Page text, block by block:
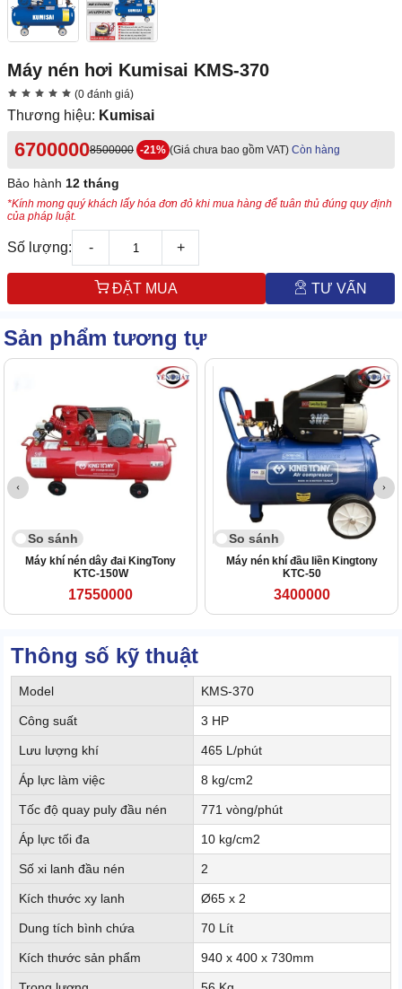
Máy nén hơi Kumisai KMS-370
(0 đánh giá)
Thương hiệu: Kumisai
67000008500000 -21% (Giá chưa bao gồm VAT) Còn hàng
Bảo hành 12 tháng
*Kính mong quý khách lấy hóa đơn đỏ khi mua hàng để tuân thủ đúng quy định
của pháp luật.
Số lượng: - +
ĐẶT MUA TƯ VẤN
Sản phẩm tương tự
So sánh
Máy khí nén dây đai KingTony
KTC-150W
17550000
So sánh
Máy nén khí đầu liền Kingtony
KTC-50
3400000
Thông số kỹ thuật
Model KMS-370
Công suất 3 HP
Lưu lượng khí 465 L/phút
Áp lực làm việc 8 kg/cm2
Tốc độ quay puly đầu nén 771 vòng/phút
Áp lực tối đa 10 kg/cm2
Số xi lanh đầu nén 2
Kích thước xy lanh Ø65 x 2
Dung tích bình chứa 70 Lít
Kích thước sản phẩm 940 x 400 x 730mm